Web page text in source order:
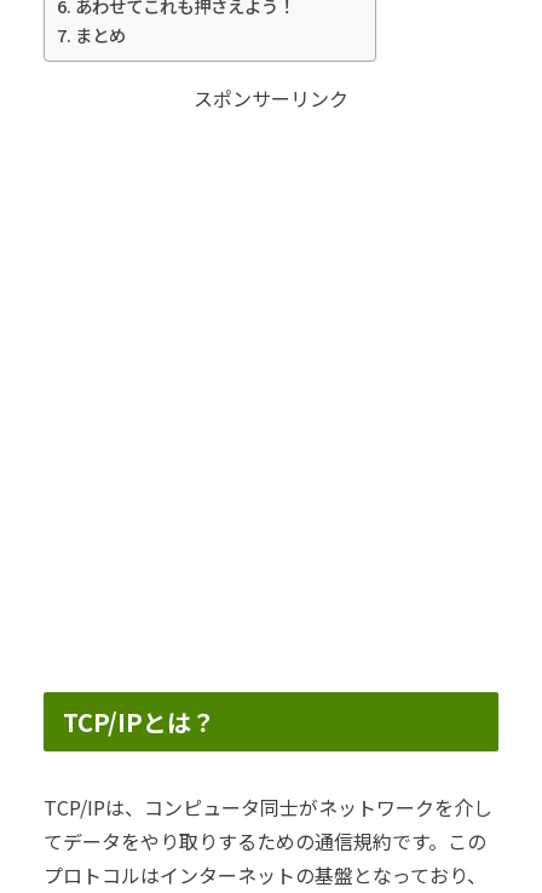
あわせてこれも押さえよう！
まとめ
スポンサーリンク
TCP/IPとは？
TCP/IPは、コンピュータ同士がネットワークを介し
てデータをやり取りするための通信規約です。この
プロトコルはインターネットの基盤となっており、